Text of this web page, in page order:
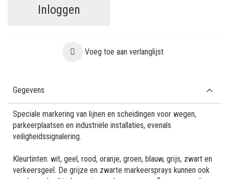
Inloggen
Voeg toe aan verlanglijst
Gegevens
Speciale markering van lijnen en scheidingen voor wegen,
parkeerplaatsen en industriële installaties, evenals
veiligheidssignalering.
Kleurtinten: wit, geel, rood, oranje, groen, blauw, grijs, zwart en
verkeersgeel. De grijze en zwarte markeersprays kunnen ook